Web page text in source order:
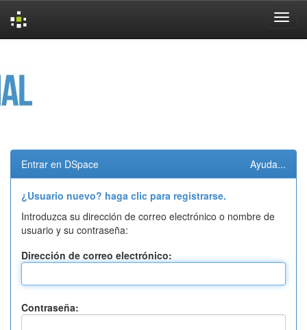
Entrar en DSpace Ayuda...
¿Usuario nuevo? haga clic para registrarse.
Introduzca su dirección de correo electrónico o nombre de
usuario y su contraseña:
Dirección de correo electrónico:
Contraseña: